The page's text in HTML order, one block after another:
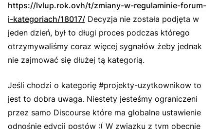
https://lvlup.rok.ovh/t/zmiany-w-regulaminie-forum-
i-kategoriach/18017/ Decyzja nie została podjęta w
jeden dzień, był to długi proces podczas którego
otrzymywaliśmy coraz więcej sygnałów żeby jednak
nie zajmować się dłużej tą kategorią.
Jeśli chodzi o kategorię #projekty-uzytkownikow to
jest to dobra uwaga. Niestety jesteśmy ograniczeni
przez samo Discourse które ma globalne ustawienie
odnośnie edycji postów :( W związku z tym obecnie